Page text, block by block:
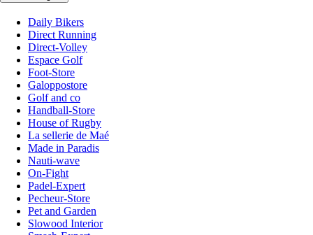
Daily Bikers
Direct Running
Direct-Volley
Espace Golf
Foot-Store
Galoppostore
Golf and co
Handball-Store
House of Rugby
La sellerie de Maé
Made in Paradis
Nauti-wave
On-Fight
Padel-Expert
Pecheur-Store
Pet and Garden
Slowood Interior